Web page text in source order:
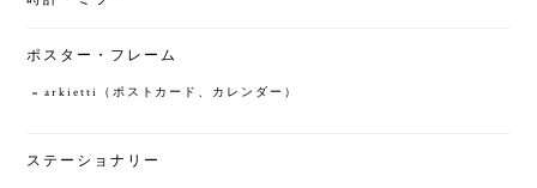
ポスター・フレーム
arkietti（ポストカード、カレンダー）
ステーショナリー